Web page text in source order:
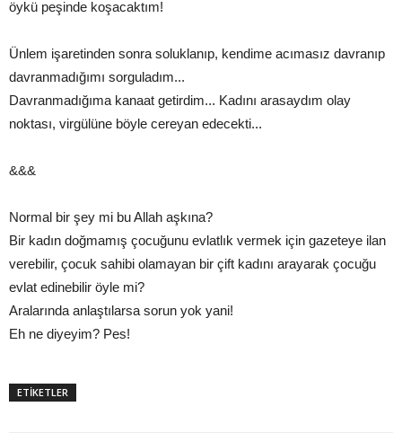
öykü peşinde koşacaktım!
Ünlem işaretinden sonra soluklanıp, kendime acımasız davranıp
davranmadığımı sorguladım...
Davranmadığıma kanaat getirdim... Kadını arasaydım olay
noktası, virgülüne böyle cereyan edecekti...
&&&
Normal bir şey mi bu Allah aşkına?
Bir kadın doğmamış çocuğunu evlatlık vermek için gazeteye ilan
verebilir, çocuk sahibi olamayan bir çift kadını arayarak çocuğu
evlat edinebilir öyle mi?
Aralarında anlaştılarsa sorun yok yani!
Eh ne diyeyim? Pes!
ETİKETLER